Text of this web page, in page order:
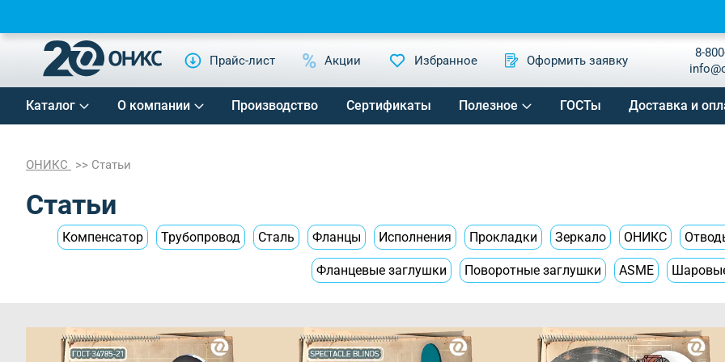
Прайс-лист Акции Избранное Оформить заявку
8-
Каталог О компании Производство Сертификаты Полезное ГОСТы Доставка и
ОНИКС Статьи
Статьи
Компенсатор Трубопровод Сталь Фланцы Исполнения Прокладки Зеркало ОНИКС
Фланцевые заглушки Поворотные заглушки ASME